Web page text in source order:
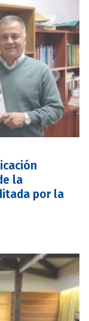
la
por la